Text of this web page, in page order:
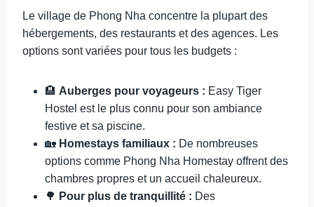
Le village de Phong Nha concentre la plupart des
hébergements, des restaurants et des agences. Les
options sont variées pour tous les budgets :
🏨 Auberges pour voyageurs : Easy Tiger
Hostel est le plus connu pour son ambiance
festive et sa piscine.
🏡 Homestays familiaux : De nombreuses
options comme Phong Nha Homestay offrent des
chambres propres et un accueil chaleureux.
🌳 Pour plus de tranquillité : Des